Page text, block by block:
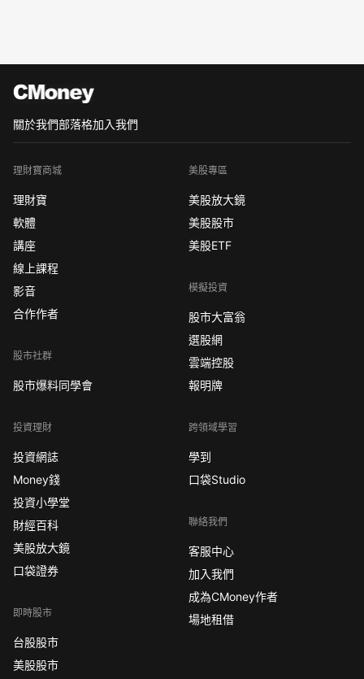
關於我們部落格加入我們
理財寶商城
理財寶
軟體
講座
線上課程
影音
合作作者
股市社群
股市爆料同學會
投資理財
投資網誌
Money錢
投資小學堂
財經百科
美股放大鏡
口袋證券
即時股市
台股股市
美股股市
美股專區
美股放大鏡
美股股市
美股ETF
模擬投資
股市大富翁
選股網
雲端控股
報明牌
跨領域學習
學到
口袋Studio
聯絡我們
客服中心
加入我們
成為CMoney作者
場地租借